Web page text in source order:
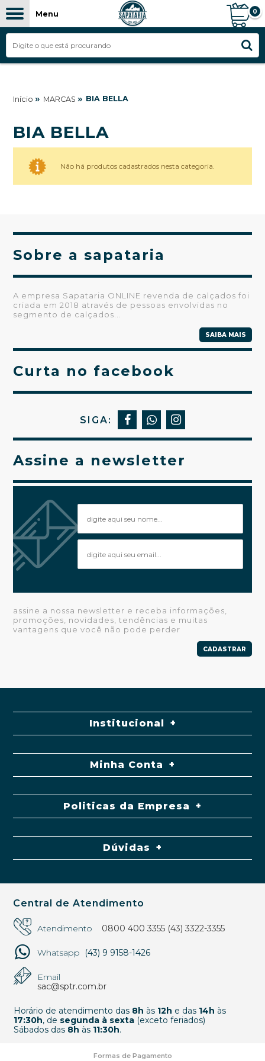
Menu 0
Início » MARCAS » BIA BELLA
BIA BELLA
Não há produtos cadastrados nesta categoria.
Sobre a sapataria
A empresa Sapataria ONLINE revenda de calçados foi
criada em 2018 através de pessoas envolvidas no
segmento de calçados...
SAIBA MAIS
Curta no facebook
SIGA:
Assine a newsletter
assine a nossa newsletter e receba informações,
promoções, novidades, tendências e muitas
vantagens que você não pode perder
CADASTRAR
Institucional
Minha Conta
Politicas da Empresa
Dúvidas
Central de Atendimento
Atendimento 0800 400 3355 (43) 3322-3355
Whatsapp (43) 9 9158-1426
Email
sac@sptr.com.br
Horário de atendimento das 8h às 12h e das 14h às
17:30h, de segunda à sexta(exceto feriados)
Sábados das 8h às 11:30h.
Formas de Pagamento